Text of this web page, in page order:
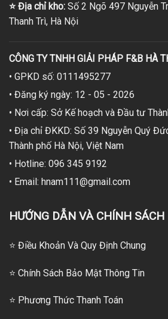
⭐Địa chỉ kho: Số 2 Ngõ 497 Nguyễn
Thanh Trì, Hà Nội
CÔNG TY TNHH GIẢI PHÁP F&B HÀ
• GPKD số: 0111495277
• Đăng ký ngày: 12 - 05 - 2026
• Nơi cấp: Sở Kế hoạch và Đầu tư
• Địa chỉ ĐKKD: Số 39 Nguyễn Quý
Thành phố Hà Nội, Việt Nam
• Hotline: 096 345 9192
• Email: hnam111@gmail.com
HƯỚNG DẪN VÀ CHÍNH SÁCH
⭐ Điều Khoản Và Quy Định Chung
⭐ Chính Sách Bảo Mật Thông Tin
⭐ Phương Thức Thanh Toán